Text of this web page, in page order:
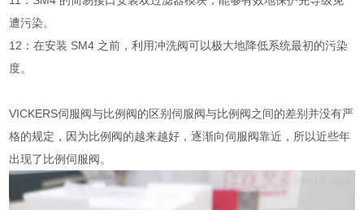
遭污染。
12：在安装 SM4 之前，利用冲洗阀可以极大地降低系统最初的污染
度。
VICKERS伺服阀与比例阀的区别伺服阀与比例阀之间的差别并没有严
格的规定，因为比例阀的越来越好，逐渐向伺服阀靠近，所以近些年
出现了比例伺服阀。